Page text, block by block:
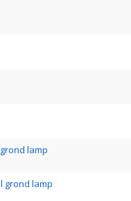
lamp
grond lamp